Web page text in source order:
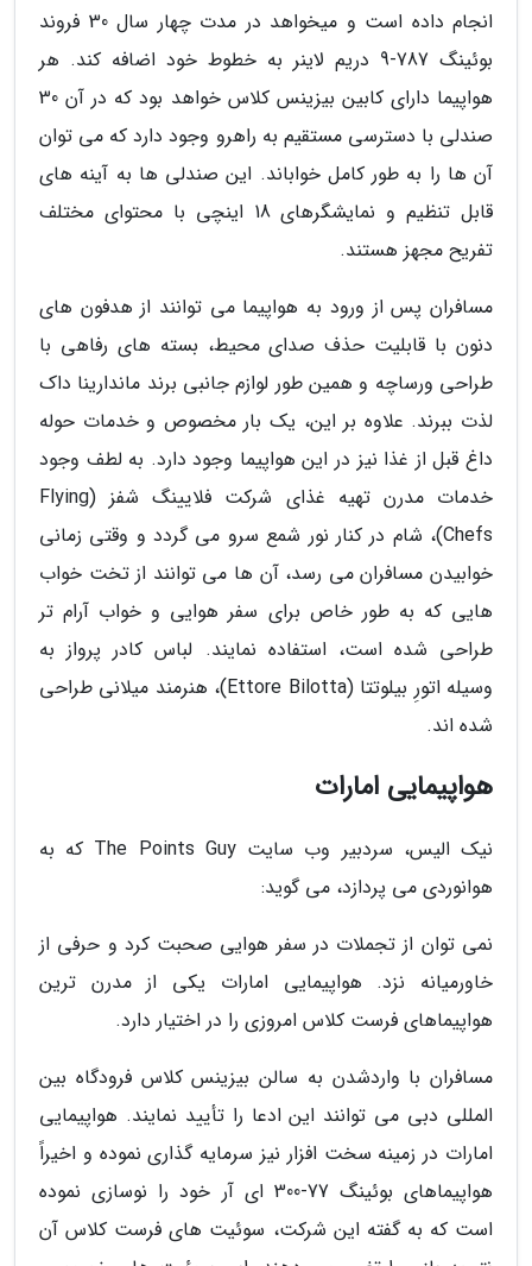
انجام داده است و میخواهد در مدت چهار سال 30 فروند
بوئینگ 787-9 دریم لاینر به خطوط خود اضافه کند. هر
هواپیما دارای کابین بیزینس کلاس خواهد بود که در آن 30
صندلی با دسترسی مستقیم به راهرو وجود دارد که می توان
آن ها را به طور کامل خواباند. این صندلی ها به آینه های
قابل تنظیم و نمایشگرهای 18 اینچی با محتوای مختلف
تفریح مجهز هستند.
مسافران پس از ورود به هواپیما می توانند از هدفون های
دنون با قابلیت حذف صدای محیط، بسته های رفاهی با
طراحی ورساچه و همین طور لوازم جانبی برند ماندارینا داک
لذت ببرند. علاوه بر این، یک بار مخصوص و خدمات حوله
داغ قبل از غذا نیز در این هواپیما وجود دارد. به لطف وجود
خدمات مدرن تهیه غذای شرکت فلایینگ شفز (Flying
Chefs)، شام در کنار نور شمع سرو می گردد و وقتی زمانی
خوابیدن مسافران می رسد، آن ها می توانند از تخت خواب
هایی که به طور خاص برای سفر هوایی و خواب آرام تر
طراحی شده است، استفاده نمایند. لباس کادر پرواز به
وسیله اتورِ بیلوتتا (Ettore Bilotta)، هنرمند میلانی طراحی
شده اند.
هواپیمایی امارات
نیک الیس، سردبیر وب سایت The Points Guy که به
هوانوردی می پردازد، می گوید:
نمی توان از تجملات در سفر هوایی صحبت کرد و حرفی از
خاورمیانه نزد. هواپیمایی امارات یکی از مدرن ترین
هواپیماهای فرست کلاس امروزی را در اختیار دارد.
مسافران با واردشدن به سالن بیزینس کلاس فرودگاه بین
المللی دبی می توانند این ادعا را تأیید نمایند. هواپیمایی
امارات در زمینه سخت افزار نیز سرمایه گذاری نموده و اخیراً
هواپیماهای بوئینگ 77-300 ای آر خود را نوسازی نموده
است که به گفته این شرکت، سوئیت های فرست کلاس آن